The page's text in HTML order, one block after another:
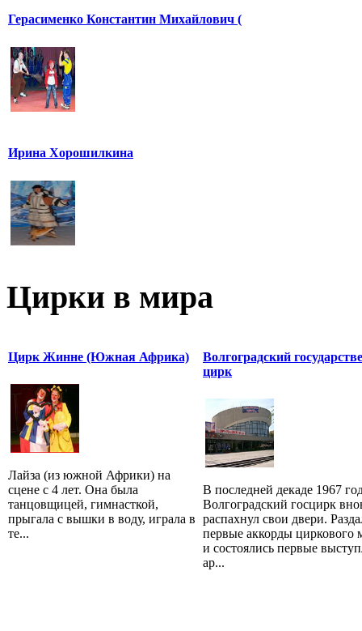
Герасименко Константин Михайлович (
Ирина Хорошилкина
Цирки в мира
Цирк Жинне (Южная Африка)
Лайза (из южной Африки) на
сцене с 4 лет. Она была
танцовщицей, гимнасткой,
прыгала с вышки в воду, играла в
те...
Волгоградский
цирк
В последней декаде 1967
Волгоградский госцирк
распахнул свои двери.
первые аккорды циркового
и состоялись первые
ар...